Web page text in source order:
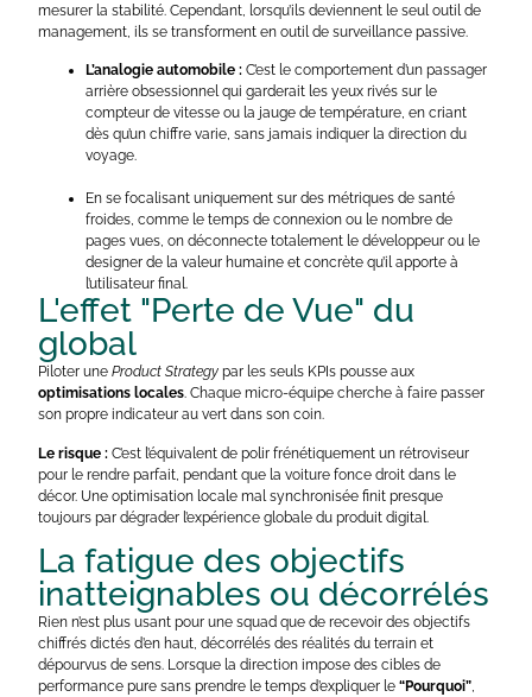
mesurer la stabilité. Cependant, lorsqu’ils deviennent le seul outil de
management, ils se transforment en outil de surveillance passive.
L’analogie automobile : C’est le comportement d’un passager
arrière obsessionnel qui garderait les yeux rivés sur le
compteur de vitesse ou la jauge de température, en criant
dès qu’un chiffre varie, sans jamais indiquer la direction du
voyage.
En se focalisant uniquement sur des métriques de santé
froides, comme le temps de connexion ou le nombre de
pages vues, on déconnecte totalement le développeur ou le
designer de la valeur humaine et concrète qu’il apporte à
l’utilisateur final.
L'effet "Perte de Vue" du
global
Piloter uneProduct Strategy par les seuls KPIs pousse aux
optimisations locales. Chaque micro-équipe cherche à faire passer
son propre indicateur au vert dans son coin.
Le risque : C’est l’équivalent de polir frénétiquement un rétroviseur
pour le rendre parfait, pendant que la voiture fonce droit dans le
décor. Une optimisation locale mal synchronisée finit presque
toujours par dégrader l’expérience globale du produit digital.
La fatigue des objectifs
inatteignables ou décorrélés
Rien n’est plus usant pour une squad que de recevoir des objectifs
chiffrés dictés d’en haut, décorrélés des réalités du terrain et
dépourvus de sens. Lorsque la direction impose des cibles de
performance pure sans prendre le temps d’expliquer le“Pourquoi”,